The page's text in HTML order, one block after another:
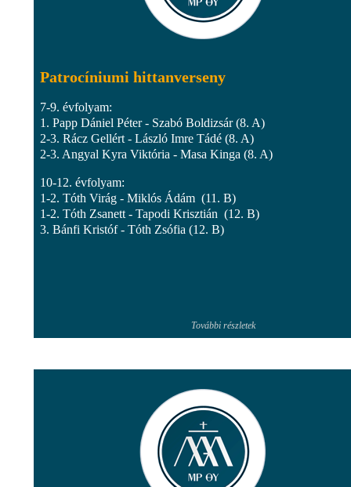
Patrocíniumi hittanverseny
7-9. évfolyam:
1. Papp Dániel Péter - Szabó Boldizsár (8. A)
2-3. Rácz Gellért - László Imre Tádé (8. A)
2-3. Angyal Kyra Viktória - Masa Kinga (8. A)
10-12. évfolyam:
1-2. Tóth Virág - Miklós Ádám (11. B)
1-2. Tóth Zsanett - Tapodi Krisztián (12. B)
3. Bánfi Kristóf - Tóth Zsófia (12. B)
További részletek